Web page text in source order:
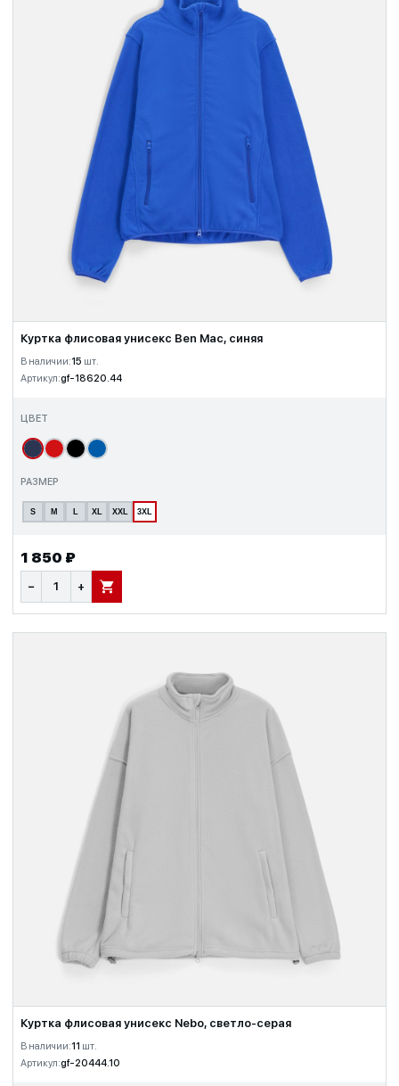
Куртка флисовая унисекс Ben Mac, синяя
В наличии:15 шт.
Артикул:gf-18620.44
ЦВЕТ
РАЗМЕР
S M XL XXL 3XL
1 850 ₽
− + В КОРЗИНУ
Куртка флисовая унисекс Nebo, светло-серая
В наличии:11 шт.
Артикул:gf-20444.10